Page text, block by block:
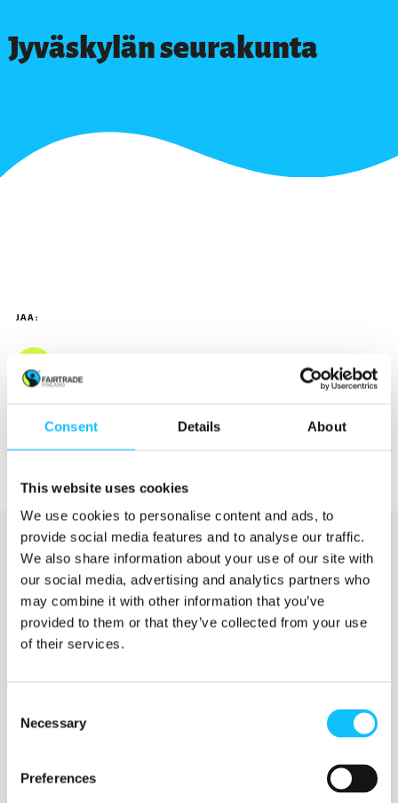
Consent Details About
This website uses cookies
We use cookies to personalise content and ads, to
provide social media features and to analyse our traffic.
We also share information about your use of our site with
our social media, advertising and analytics partners who
may combine it with other information that you’ve
provided to them or that they’ve collected from your use
of their services.
Selection
Necessary
Preferences
Jyväskylän seurakunta
JAA:
Katso myös
Jyväskylän ammattikorkeakoulu